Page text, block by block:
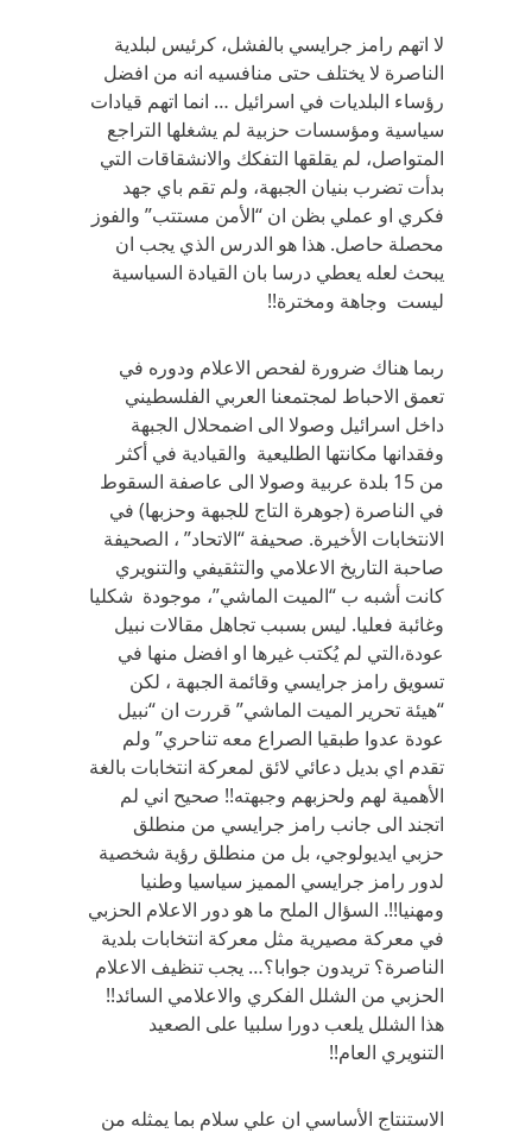
لا اتهم رامز جرايسي بالفشل، كرئيس لبلدية
الناصرة لا يختلف حتى منافسيه انه من افضل
رؤساء البلديات في اسرائيل … انما اتهم قيادات
سياسية ومؤسسات حزبية لم يشغلها التراجع
المتواصل، لم يقلقها التفكك والانشقاقات التي
بدأت تضرب بنيان الجبهة، ولم تقم باي جهد
فكري او عملي بظن ان “الأمن مستتب” والفوز
محصلة حاصل. هذا هو الدرس الذي يجب ان
يبحث لعله يعطي درسا بان القيادة السياسية
ليست وجاهة ومخترة!!
ربما هناك ضرورة لفحص الاعلام ودوره في
تعمق الاحباط لمجتمعنا العربي الفلسطيني
داخل اسرائيل وصولا الى اضمحلال الجبهة
وفقدانها مكانتها الطليعية والقيادية في أكثر
من 15 بلدة عربية وصولا الى عاصفة السقوط
في الناصرة (جوهرة التاج للجبهة وحزبها) في
الانتخابات الأخيرة. صحيفة “الاتحاد” ، الصحيفة
صاحبة التاريخ الاعلامي والتثقيفي والتنويري
كانت أشبه ب “الميت الماشي”، موجودة شكليا
وغائبة فعليا. ليس بسبب تجاهل مقالات نبيل
عودة،التي لم يُكتب غيرها او افضل منها في
تسويق رامز جرايسي وقائمة الجبهة ، لكن
“هيئة تحرير الميت الماشي” قررت ان “نبيل
عودة عدوا طبقيا الصراع معه تناحري” ولم
تقدم اي بديل دعائي لائق لمعركة انتخابات بالغة
الأهمية لهم ولحزبهم وجبهته!! صحيح اني لم
اتجند الى جانب رامز جرايسي من منطلق
حزبي ايديولوجي، بل من منطلق رؤية شخصية
لدور رامز جرايسي المميز سياسيا وطنيا
ومهنيا!!. السؤال الملح ما هو دور الاعلام الحزبي
في معركة مصيرية مثل معركة انتخابات بلدية
الناصرة؟ تريدون جوابا؟… يجب تنظيف الاعلام
الحزبي من الشلل الفكري والاعلامي السائد!!
هذا الشلل يلعب دورا سلبيا على الصعيد
التنويري العام!!
الاستنتاج الأساسي ان علي سلام بما يمثله من